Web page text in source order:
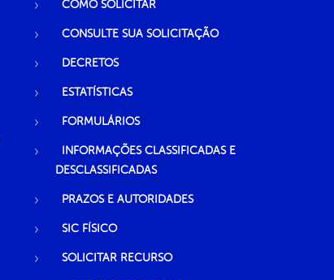
COMO SOLICITAR
CONSULTE SUA SOLICITAÇÃO
DECRETOS
ESTATÍSTICAS
FORMULÁRIOS
INFORMAÇÕES CLASSIFICADAS E
DESCLASSIFICADAS
PRAZOS E AUTORIDADES
SIC FÍSICO
SOLICITAR RECURSO